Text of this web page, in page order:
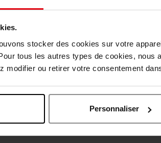
stocker des cookies sur votre
tous les autres types de cookies, nous
modifier ou retirer votre consentement
Personnaliser
Nog iets